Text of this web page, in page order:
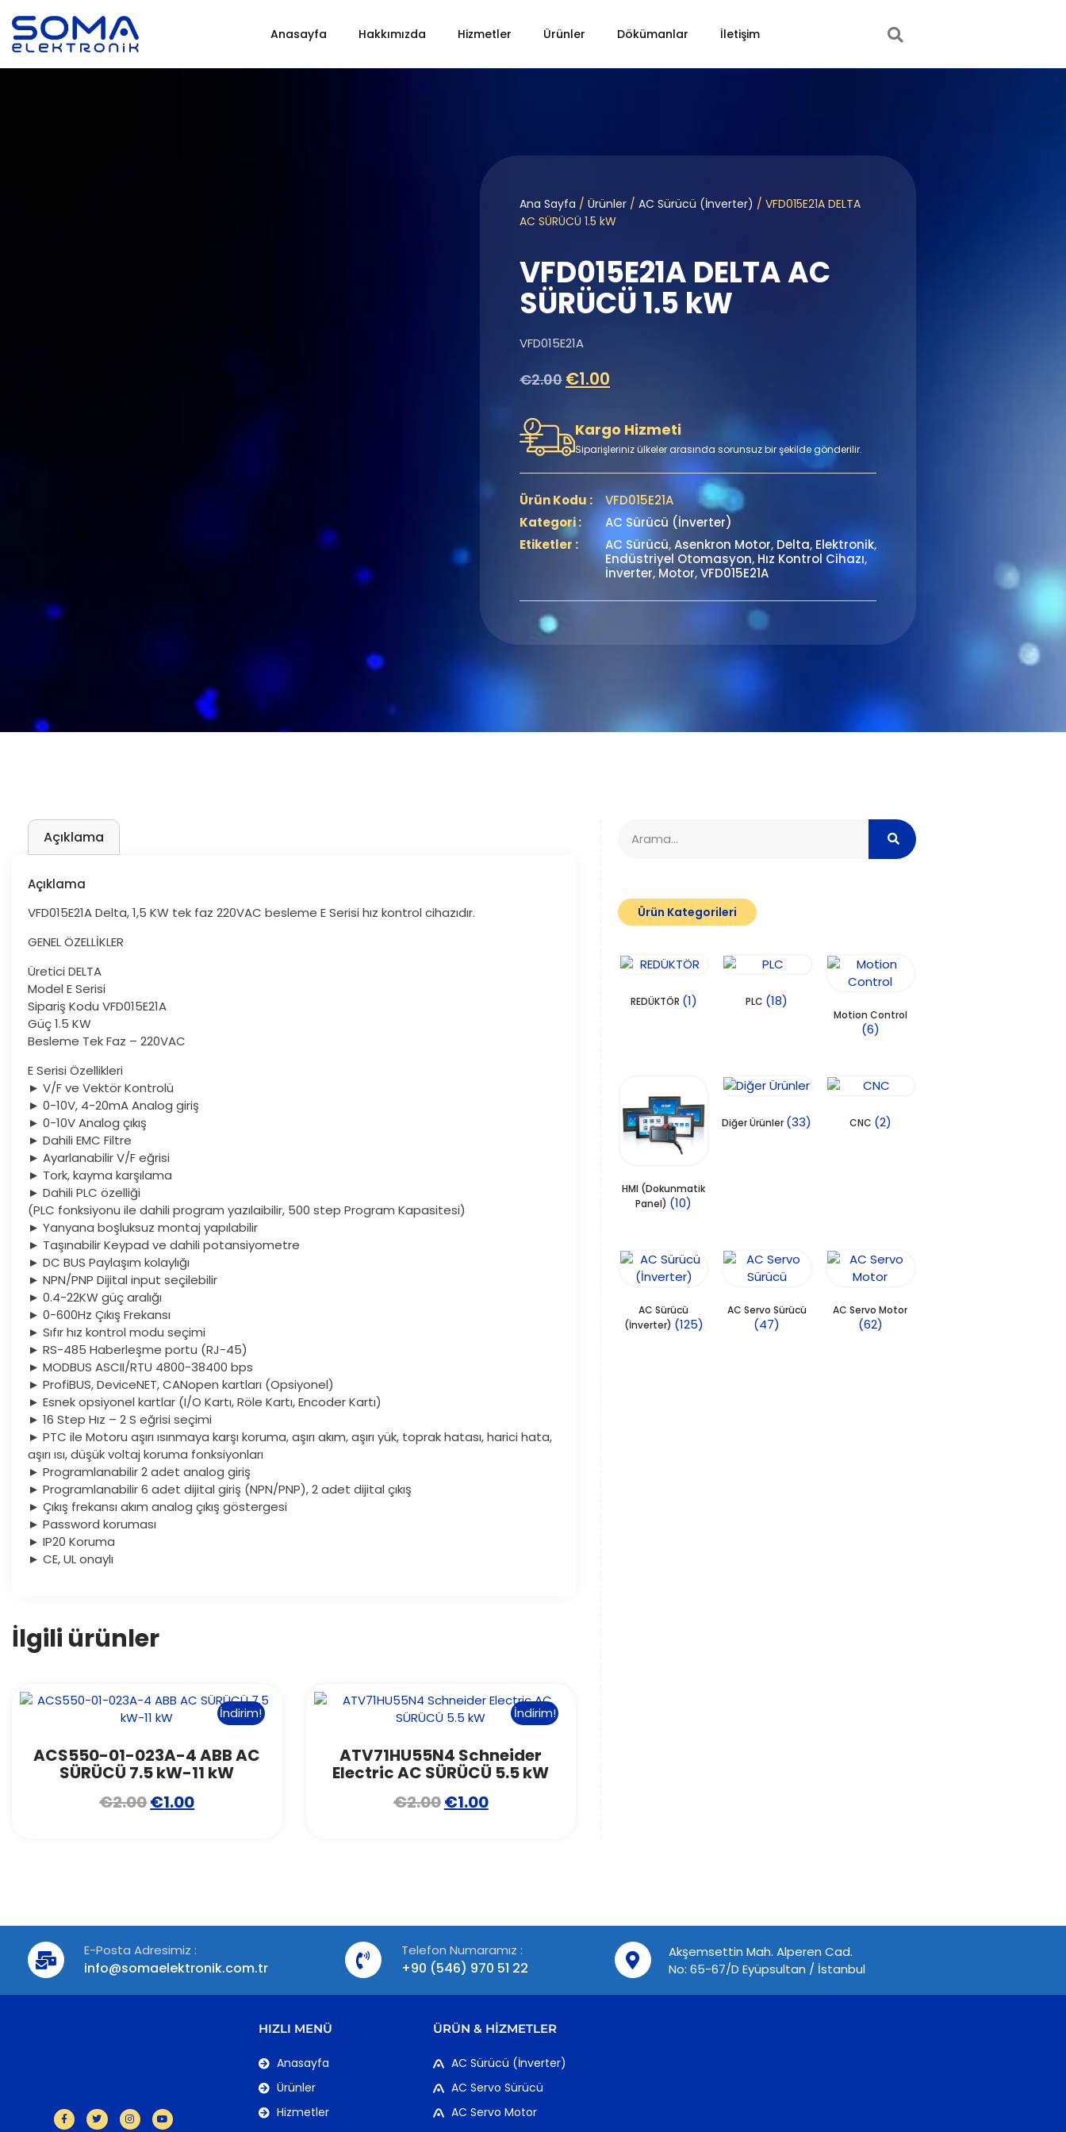
Anasayfa Hakkımızda Hizmetler Ürünler Dökümanlar İletişim
Ana Sayfa / Ürünler / AC Sürücü (İnverter) / VFD015E21A DELTA
AC SÜRÜCÜ 1.5 kW
VFD015E21A DELTA AC
SÜRÜCÜ 1.5 kW
VFD015E21A
€2.00 €1.00
Kargo Hizmeti
Siparişleriniz ülkeler arasında sorunsuz bir şekilde gönderilir.
Ürün Kodu :
VFD015E21A
Kategori :
AC Sürücü (İnverter)
Etiketler :
AC Sürücü,Asenkron Motor, Delta, Elektronik,
Endüstriyel Otomasyon, Hız Kontrol Cihazı,
İnverter, Motor,VFD015E21A
Açıklama
Açıklama
VFD015E21A Delta, 1,5 KW tek faz 220VAC besleme E Serisi hız kontrol cihazıdır.
GENEL ÖZELLİKLER
Üretici DELTA
Model E Serisi
Sipariş Kodu VFD015E21A
Güç 1.5 KW
Besleme Tek Faz – 220VAC
E Serisi Özellikleri
► V/F ve Vektör Kontrolü
► 0-10V, 4-20mA Analog giriş
► 0-10V Analog çıkış
► Dahili EMC Filtre
► Ayarlanabilir V/F eğrisi
► Tork, kayma karşılama
► Dahili PLC özelliği
(PLC fonksiyonu ile dahili program yazılaibilir, 500 step Program Kapasitesi)
► Yanyana boşluksuz montaj yapılabilir
► Taşınabilir Keypad ve dahili potansiyometre
► DC BUS Paylaşım kolaylığı
► NPN/PNP Dijital input seçilebilir
► 0.4-22KW güç aralığı
► 0-600Hz Çıkış Frekansı
► Sıfır hız kontrol modu seçimi
► RS-485 Haberleşme portu (RJ-45)
► MODBUS ASCII/RTU 4800-38400 bps
► ProfiBUS, DeviceNET, CANopen kartları (Opsiyonel)
► Esnek opsiyonel kartlar (I/O Kartı, Röle Kartı, Encoder Kartı)
► 16 Step Hız – 2 S eğrisi seçimi
► PTC ile Motoru aşırı ısınmaya karşı koruma, aşırı akım, aşırı yük, toprak hatası, harici hata,
aşırı ısı, düşük voltaj koruma fonksiyonları
► Programlanabilir 2 adet analog giriş
► Programlanabilir 6 adet dijital giriş (NPN/PNP), 2 adet dijital çıkış
► Çıkış frekansı akım analog çıkış göstergesi
► Password koruması
► IP20 Koruma
► CE, UL onaylı
İlgili ürünler
İndirim!
ACS550-01-023A-4 ABB AC
SÜRÜCÜ 7.5 kW-11 kW
€2.00€1.00
İndirim!
ATV71HU55N4 Schneider
Electric AC SÜRÜCÜ 5.5 kW
€2.00€1.00
Ürün Kategorileri
REDÜKTÖR (1) PLC (18)
Motion Control
(6)
HMI (Dokunmatik
Panel) (10)
Diğer Ürünler (33) CNC (2)
AC Sürücü
(İnverter) (125)
AC Servo Sürücü
(47)
AC Servo Motor
(62)
E-Posta Adresimiz :
info@somaelektronik.com.tr
Telefon Numaramız :
+90 (546) 970 51 22
Akşemsettin Mah. Alperen Cad.
No: 65-67/D Eyüpsultan / İstanbul
HIZLI MENÜ
Anasayfa
Ürünler
Hizmetler
ÜRÜN & HIZMETLER
AC Sürücü (İnverter)
AC Servo Sürücü
AC Servo Motor